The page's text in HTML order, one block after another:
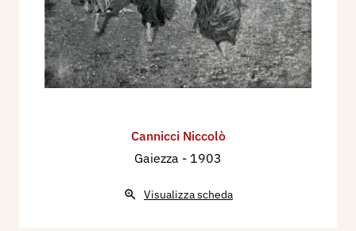
Cannicci Niccolò
Gaiezza - 1903
Visualizza scheda